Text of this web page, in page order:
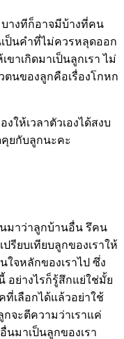
างทีก็อาจมีบ้างที่คน
ป็นคำที่ไม่ควรหลุดออก
ขาเกิดมาเป็นลูกเรา ไม่
นของลูกคือเรื่องโกหก
ให้เวลาตัวเองได้สงบ
ยกับลูกนะคะ
มาว่าลูกบ้านอื่น รึคน
รียบเทียบลูกของเราให้
จหลักของเราไป ซึ่ง
อย่างไรก็รู้สึกแย่ใช่มั้ย
ที่เลือกได้แล้วอย่าใช้
กจะตีความว่าเราแค่
นมาเป็นลูกของเรา